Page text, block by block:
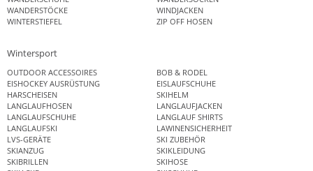
WANDERSTÖCKE
WINDJACKEN
WINTERSTIEFEL
ZIP OFF HOSEN
Wintersport
OUTDOOR ACCESSOIRES
BOB & RODEL
EISHOCKEY AUSRÜSTUNG
EISLAUFSCHUHE
HARSCHEISEN
SKIHELM
LANGLAUFHOSEN
LANGLAUFJACKEN
LANGLAUFSCHUHE
LANGLAUF SHIRTS
LANGLAUFSKI
LAWINENSICHERHEIT
LVS-GERÄTE
SKI ZUBEHÖR
SKIANZUG
SKIKLEIDUNG
SKIBRILLEN
SKIHOSE